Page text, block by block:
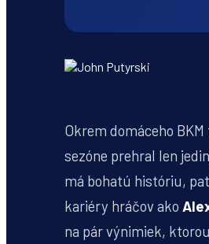
Okrem domáceho
sezóne prehral len
má bohatú históriu,
kariéry hráčov ako
na pár výnimiek,